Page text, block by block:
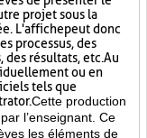
projet sous la
L'affichepeut donc
processus, des
résultats, etc. Au
ou en
tels que
Cette production
l’enseignant. Ce
les éléments de